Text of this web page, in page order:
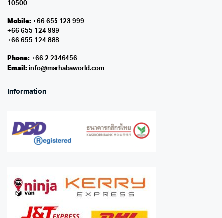
10500
Mobile:+66 655 123 999
+66 655 124 999
+66 655 124 888
Phone:+66 2 2346456
Email: info@marhabaworld.com
Information